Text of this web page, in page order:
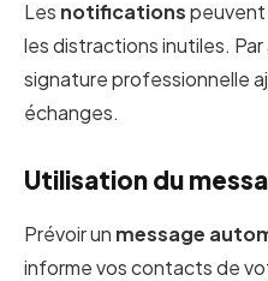
Les notifications
les distractions inutiles.
signature professionnelle
échanges.
Utilisation du
Prévoir un message
informe vos contacts de